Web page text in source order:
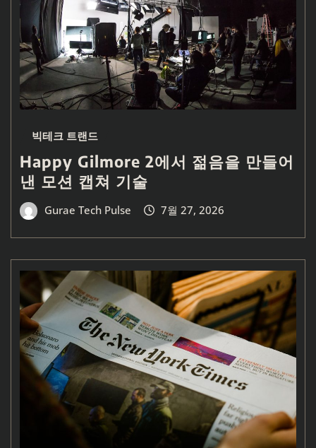
빅테크 트랜드
Happy Gilmore 2에서 젊음을 만들어
낸 모션 캡쳐 기술
Gurae Tech Pulse 7월 27, 2026